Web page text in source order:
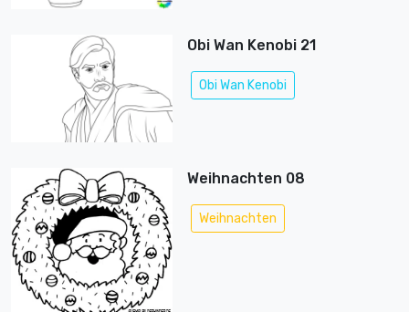
Obi Wan Kenobi 21
Obi Wan Kenobi
Weihnachten 08
Weihnachten